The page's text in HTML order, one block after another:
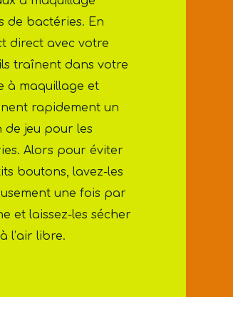
de bactéries. En
direct avec votre
traînent dans votre
à maquillage et
rapidement un
de jeu pour les
Alors pour éviter
boutons, lavez-les
une fois par
et laissez-les sécher
l’air libre.